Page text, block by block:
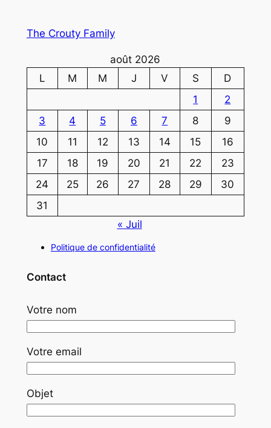
The Crouty Family
août 2026
L
M M J V S
D
1
2
3
4 5 6 7 8
9
10
11 12 13 14 15
16
17
18 19 20 21 22
23
24
25 26 27 28 29
30
31
« Juil
Politique de confidentialité
Contact
Votre nom
Votre email
Objet